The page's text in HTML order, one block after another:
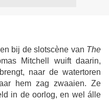
bij de slotscène van The
Mitchell wuift daarin,
naar de watertoren
hem zag zwaaien. Ze
in de oorlog, en wel álle